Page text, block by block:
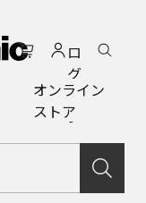
ロ
グ
イ
ン
オンライン
ストア